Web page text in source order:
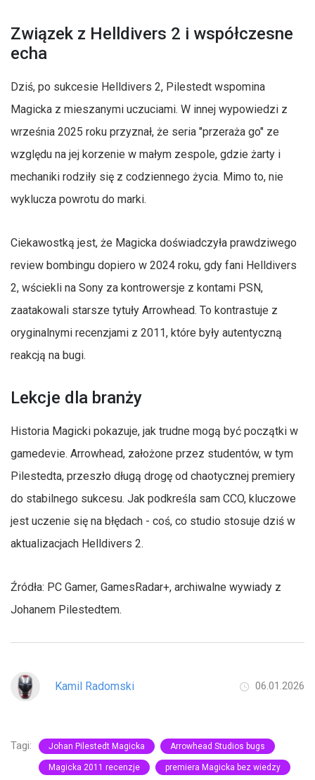
Związek z Helldivers 2 i współczesne
echa
Dziś, po sukcesie Helldivers 2, Pilestedt wspomina
Magicka z mieszanymi uczuciami. W innej wypowiedzi z
września 2025 roku przyznał, że seria "przeraża go" ze
względu na jej korzenie w małym zespole, gdzie żarty i
mechaniki rodziły się z codziennego życia. Mimo to, nie
wyklucza powrotu do marki.
Ciekawostką jest, że Magicka doświadczyła prawdziwego
review bombingu dopiero w 2024 roku, gdy fani Helldivers
2, wściekli na Sony za kontrowersje z kontami PSN,
zaatakowali starsze tytuły Arrowhead. To kontrastuje z
oryginalnymi recenzjami z 2011, które były autentyczną
reakcją na bugi.
Lekcje dla branży
Historia Magicki pokazuje, jak trudne mogą być początki w
gamedevie. Arrowhead, założone przez studentów, w tym
Pilestedta, przeszło długą drogę od chaotycznej premiery
do stabilnego sukcesu. Jak podkreśla sam CCO, kluczowe
jest uczenie się na błędach - coś, co studio stosuje dziś w
aktualizacjach Helldivers 2.
Źródła: PC Gamer, GamesRadar+, archiwalne wywiady z
Johanem Pilestedtem.
Kamil Radomski 06.01.2026
Tagi: Johan Pilestedt Magicka Arrowhead Studios bugs
Magicka 2011 recenzje premiera Magicka bez wiedzy